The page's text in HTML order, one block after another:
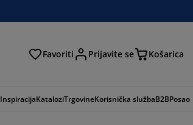
Favoriti Prijavite se Košarica
InspiracijaKataloziTrgovineKorisnička službaB2BPosao